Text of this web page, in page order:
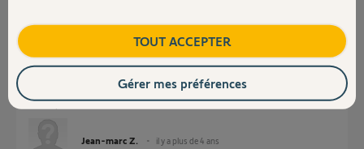
Bonjour, le pin est 121639756598
Merci pour votre aide
Jean-marc Z. il y a plus de 4 ans
TOUT ACCEPTER
Gérer mes préférences